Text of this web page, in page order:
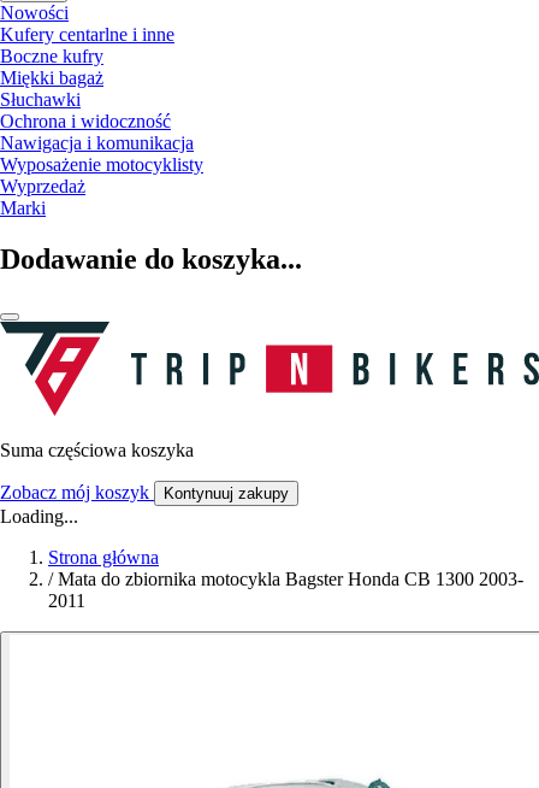
Nowości
Kufery centarlne i inne
Boczne kufry
Miękki bagaż
Słuchawki
Ochrona i widoczność
Nawigacja i komunikacja
Wyposażenie motocyklisty
Wyprzedaż
Marki
Dodawanie do koszyka...
Suma częściowa koszyka
Zobacz mój koszyk Kontynuuj zakupy
Loading...
Strona główna
/ Mata do zbiornika motocykla Bagster Honda CB 1300 2003-
2011